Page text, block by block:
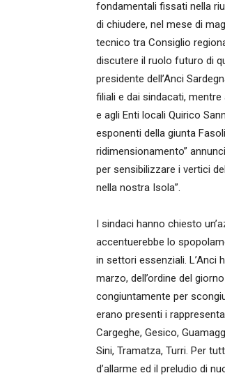
fondamentali fissati nella
di chiudere, nel mese di
tecnico tra Consiglio
discutere il ruolo futuro di
presidente dell’Anci
filiali e dai sindacati,
e agli Enti locali Quirico
esponenti della giunta
ridimensionamento”
per sensibilizzare i vertici
nella nostra Isola”.
I sindaci hanno chiesto
accentuerebbe lo
in settori essenziali. L’Anci
marzo, dell’ordine del
congiuntamente per
erano presenti i
Cargeghe, Gesico,
Sini, Tramatza, Turri. Per
d’allarme ed il preludio di